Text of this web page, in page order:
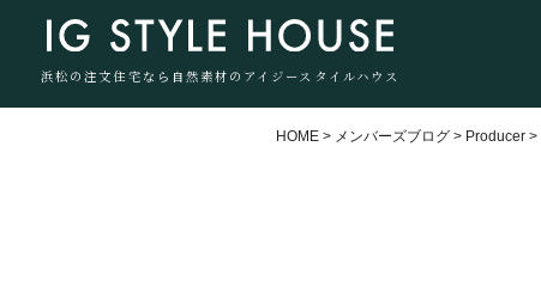
浜松の注文住宅なら自然素材のアイジースタイルハウス
HOME > メンバーズブログ > Producer >